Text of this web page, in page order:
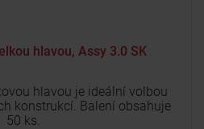
hlavou, Assy 3.0 SK
hlavou je ideální volbou
konstrukcí. Balení obsahuje
50 ks.